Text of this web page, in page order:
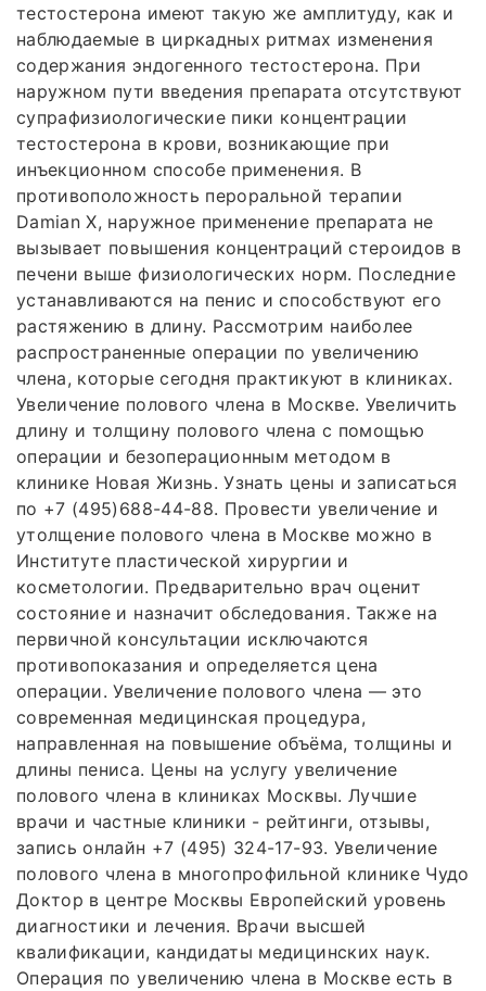
тестостерона имеют такую же амплитуду, как и
наблюдаемые в циркадных ритмах изменения
содержания эндогенного тестостерона. При
наружном пути введения препарата отсутствуют
супрафизиологические пики концентрации
тестостерона в крови, возникающие при
инъекционном способе применения. В
противоположность пероральной терапии
Damian X, наружное применение препарата не
вызывает повышения концентраций стероидов в
печени выше физиологических норм. Последние
устанавливаются на пенис и способствуют его
растяжению в длину. Рассмотрим наиболее
распространенные операции по увеличению
члена, которые сегодня практикуют в клиниках.
Увеличение полового члена в Москве. Увеличить
длину и толщину полового члена с помощью
операции и безоперационным методом в
клинике Новая Жизнь. Узнать цены и записаться
по +7 (495)688-44-88. Провести увеличение и
утолщение полового члена в Москве можно в
Институте пластической хирургии и
косметологии. Предварительно врач оценит
состояние и назначит обследования. Также на
первичной консультации исключаются
противопоказания и определяется цена
операции. Увеличение полового члена — это
современная медицинская процедура,
направленная на повышение объёма, толщины и
длины пениса. Цены на услугу увеличение
полового члена в клиниках Москвы. Лучшие
врачи и частные клиники - рейтинги, отзывы,
запись онлайн +7 (495) 324-17-93. Увеличение
полового члена в многопрофильной клинике Чудо
Доктор в центре Москвы Европейский уровень
диагностики и лечения. Врачи высшей
квалификации, кандидаты медицинских наук.
Операция по увеличению члена в Москве есть в